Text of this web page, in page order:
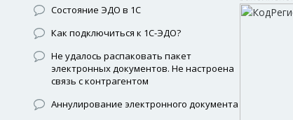
Состояние ЭДО в 1С
Как подключиться к 1С-ЭДО?
Не удалось распаковать пакет
электронных документов. Не настроена
связь с контрагентом
Аннулирование электронного документа